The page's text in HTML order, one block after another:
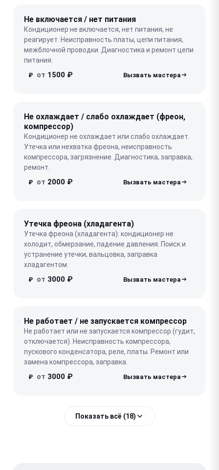
Не включается / нет питания
Кондиционер не включается, нет питания, не
реагирует. Неисправность платы, цепи питания,
межблочной проводки. Диагностика и ремонт цепи
питания.
₽ от 1500 ₽
Не охлаждает / слабо охлаждает (фреон,
компрессор)
Кондиционер не охлаждает или слабо охлаждает.
Утечка или нехватка фреона, неисправность
компрессора, загрязнение. Диагностика, заправка,
ремонт.
₽ от 2000 ₽
Утечка фреона (хладагента)
Утечка фреона (хладагента): кондиционер не
холодит, обмерзание, падение давления. Поиск и
устранение утечки, вальцовка, заправка
хладагентом.
₽ от 3000 ₽
Не работает / не запускается компрессор
Не работает или не запускается компрессор (гудит,
отключается). Неисправность компрессора,
пускового конденсатора, реле, платы. Ремонт или
замена компрессора, заправка.
₽ от 3000 ₽
Показать всё (18)